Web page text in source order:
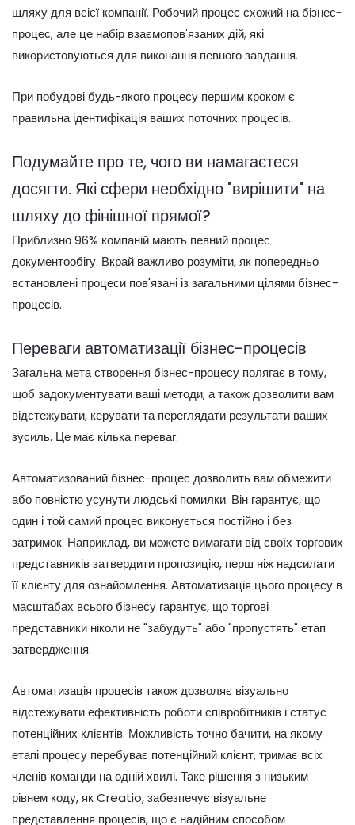
шляху для всієї компанії. Робочий процес схожий на бізнес-
процес, але це набір взаємопов'язаних дій, які
використовуються для виконання певного завдання.
При побудові будь-якого процесу першим кроком є
правильна ідентифікація ваших поточних процесів.
Подумайте про те, чого ви намагаєтеся
досягти. Які сфери необхідно "вирішити" на
шляху до фінішної прямої?
Приблизно 96% компаній мають певний процес
документообігу. Вкрай важливо розуміти, як попередньо
встановлені процеси пов'язані із загальними цілями бізнес-
процесів.
Переваги автоматизації бізнес-процесів
Загальна мета створення бізнес-процесу полягає в тому,
щоб задокументувати ваші методи, а також дозволити вам
відстежувати, керувати та переглядати результати ваших
зусиль. Це має кілька переваг.
Автоматизований бізнес-процес дозволить вам обмежити
або повністю усунути людські помилки. Він гарантує, що
один і той самий процес виконується постійно і без
затримок. Наприклад, ви можете вимагати від своїх торгових
представників затвердити пропозицію, перш ніж надсилати
її клієнту для ознайомлення. Автоматизація цього процесу в
масштабах всього бізнесу гарантує, що торгові
представники ніколи не "забудуть" або "пропустять" етап
затвердження.
Автоматизація процесів також дозволяє візуально
відстежувати ефективність роботи співробітників і статус
потенційних клієнтів. Можливість точно бачити, на якому
етапі процесу перебуває потенційний клієнт, тримає всіх
членів команди на одній хвилі. Таке рішення з низьким
рівнем коду, як Creatio, забезпечує візуальне
представлення процесів, що є надійним способом